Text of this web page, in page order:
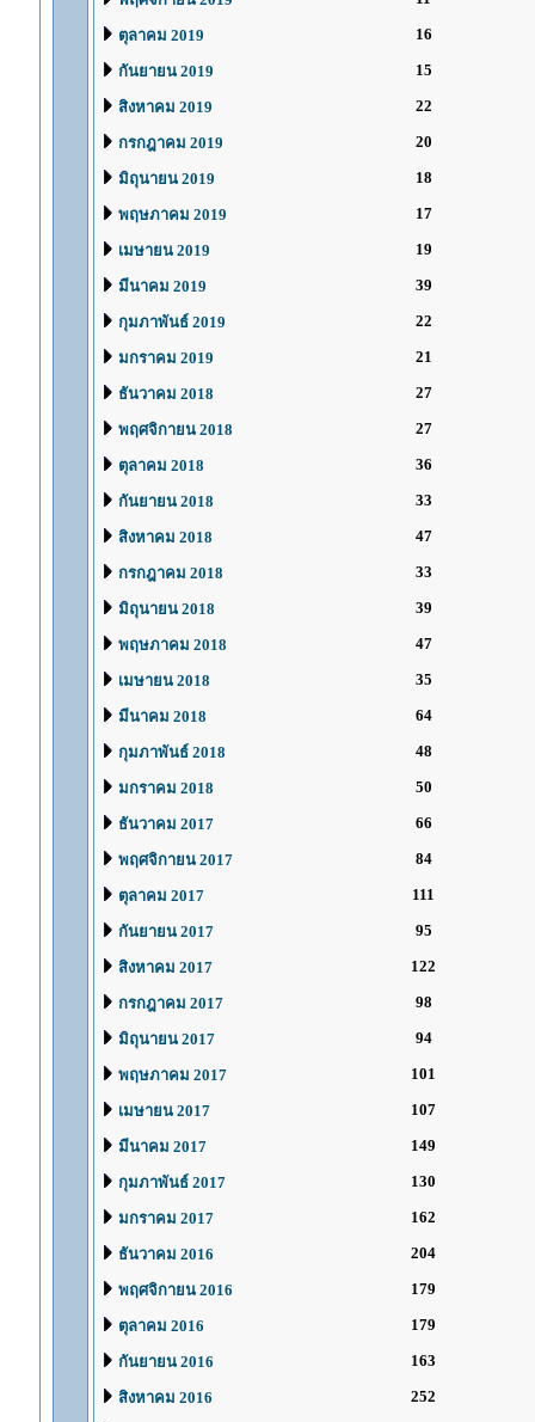
ตุลาคม 2019 16
กันยายน 2019 15
สิงหาคม 2019 22
กรกฎาคม 2019 20
มิถุนายน 2019 18
พฤษภาคม 2019 17
เมษายน 2019 19
มีนาคม 2019 39
กุมภาพันธ์ 2019 22
มกราคม 2019 21
ธันวาคม 2018 27
พฤศจิกายน 2018 27
ตุลาคม 2018 36
กันยายน 2018 33
สิงหาคม 2018 47
กรกฎาคม 2018 33
มิถุนายน 2018 39
พฤษภาคม 2018 47
เมษายน 2018 35
มีนาคม 2018 64
กุมภาพันธ์ 2018 48
มกราคม 2018 50
ธันวาคม 2017 66
พฤศจิกายน 2017 84
ตุลาคม 2017 111
กันยายน 2017 95
สิงหาคม 2017 122
กรกฎาคม 2017 98
มิถุนายน 2017 94
พฤษภาคม 2017 101
เมษายน 2017 107
มีนาคม 2017 149
กุมภาพันธ์ 2017 130
มกราคม 2017 162
ธันวาคม 2016 204
พฤศจิกายน 2016 179
ตุลาคม 2016 179
กันยายน 2016 163
สิงหาคม 2016 252